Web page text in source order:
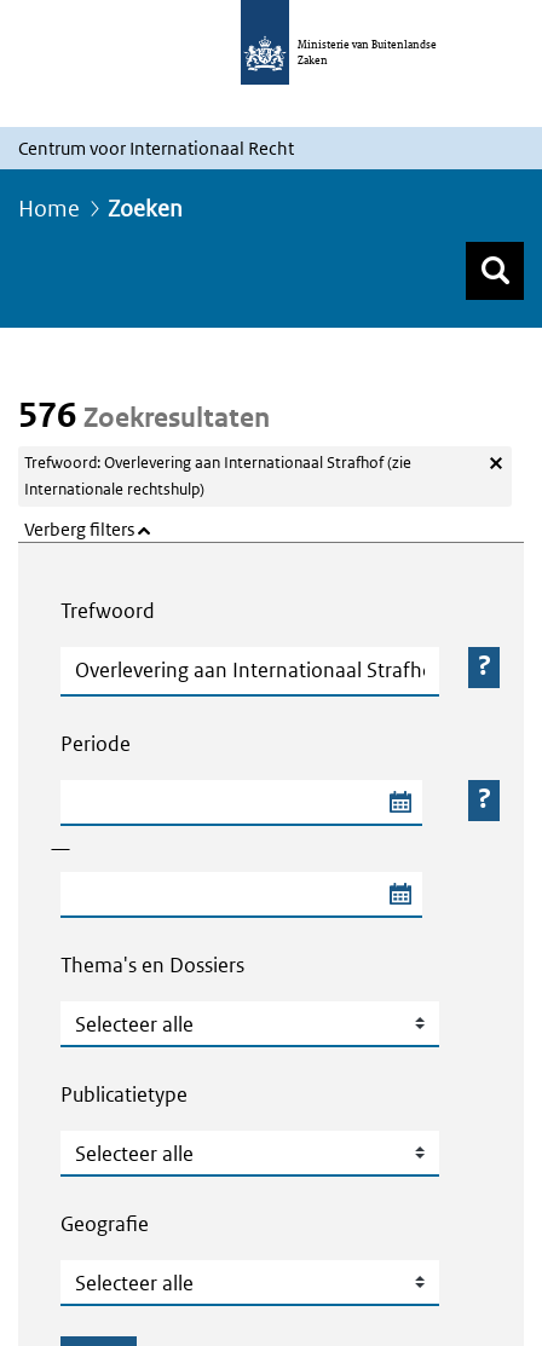
Ministerie van Buitenlandse
Zaken
Centrum voor Internationaal Recht
Home Zoeken
576 Zoekresultaten
Trefwoord: Overlevering aan Internationaal Strafhof (zie
Internationale rechtshulp)
Verberg filters
Trefwoord
Trefwoord
Periode
—
Thema's en Dossiers
Thema's en Dossiers
Publicatietype
Publicatietype
Geografie
Geografie